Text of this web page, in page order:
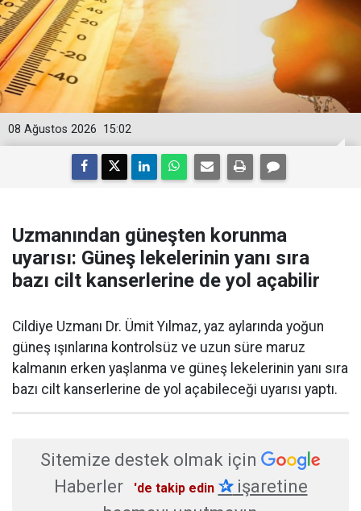
15:02
08 Ağustos 2026
Uzmanından güneşten korunma
uyarısı: Güneş lekelerinin yanı sıra
bazı cilt kanserlerine de yol açabilir
Cildiye Uzmanı Dr. Ümit Yılmaz, yaz aylarında yoğun
güneş ışınlarına kontrolsüz ve uzun süre maruz
kalmanın erken yaşlanma ve güneş lekelerinin yanı sıra
bazı cilt kanserlerine de yol açabileceği uyarısı yaptı.
Sitemize destek olmak için
Haberler
'de takip edin ✰işaretine